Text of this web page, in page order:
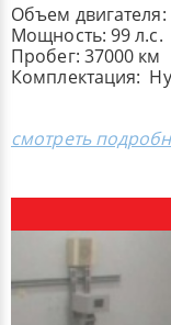
Объем двигателя:
Мощность: 99 л.с.
Пробег: 37000 км
Комплектация:
смотреть